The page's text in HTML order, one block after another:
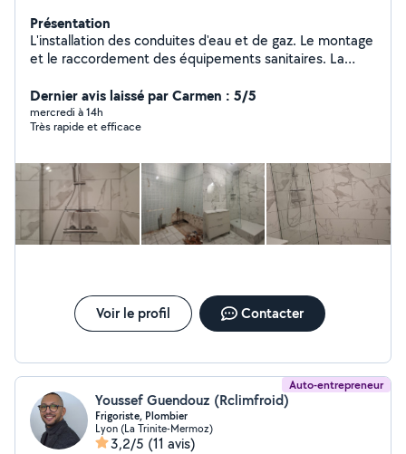
Présentation
L'installation des conduites d'eau et de gaz. Le montage
et le raccordement des équipements sanitaires. La
installations pour assurer leur bon fonctionnement. Le
respect des normes de sécurité et d'hygiène.
Dernier avis laissé par Carmen : 5/5
mercredi à 14h
Très rapide et efficace
Voir le profil Contacter
Auto-entrepreneur
Youssef Guendouz (Rclimfroid)
Frigoriste, Plombier
Lyon (La Trinite-Mermoz)
3,2/5 (11 avis)